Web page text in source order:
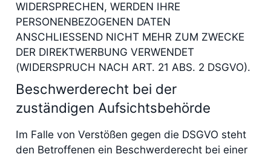
WIDERSPRECHEN, WERDEN IHRE
PERSONENBEZOGENEN DATEN
ANSCHLIESSEND NICHT MEHR ZUM ZWECKE
DER DIREKTWERBUNG VERWENDET
(WIDERSPRUCH NACH ART. 21 ABS. 2 DSGVO).
Beschwerde­recht bei der
zuständigen Aufsichts­behörde
Im Falle von Verstößen gegen die DSGVO steht
den Betroffenen ein Beschwerderecht bei einer